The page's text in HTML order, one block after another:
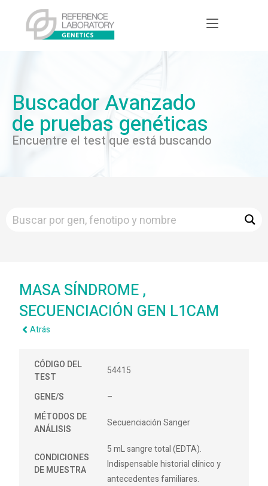
Buscador Avanzado
de pruebas genéticas
Encuentre el test que está buscando
MASA SÍNDROME ,
SECUENCIACIÓN GEN L1CAM
Atrás
CÓDIGO DEL
TEST
54415
GENE/S
–
MÉTODOS DE
ANÁLISIS
Secuenciación Sanger
CONDICIONES
DE MUESTRA
5 mL sangre total (EDTA).
Indispensable historial clínico y
antecedentes familiares.